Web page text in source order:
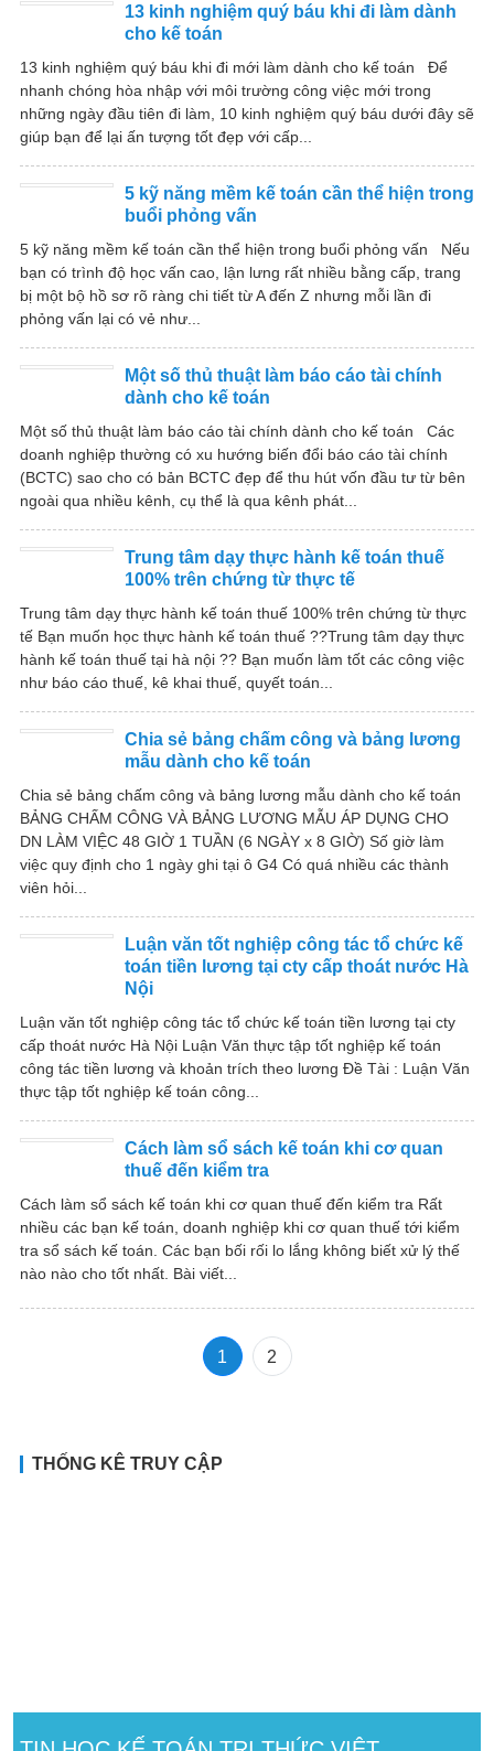
13 kinh nghiệm quý báu khi đi làm dành
cho kế toán
13 kinh nghiệm quý báu khi đi mới làm dành cho kế toán Để
nhanh chóng hòa nhập với môi trường công việc mới trong
những ngày đầu tiên đi làm, 10 kinh nghiệm quý báu dưới đây sẽ
giúp bạn để lại ấn tượng tốt đẹp với cấp...
5 kỹ năng mềm kế toán cần thể hiện trong
buổi phỏng vấn
5 kỹ năng mềm kế toán cần thể hiện trong buổi phỏng vấn Nếu
bạn có trình độ học vấn cao, lận lưng rất nhiều bằng cấp, trang
bị một bộ hồ sơ rõ ràng chi tiết từ A đến Z nhưng mỗi lần đi
phỏng vấn lại có vẻ như...
Một số thủ thuật làm báo cáo tài chính
dành cho kế toán
Một số thủ thuật làm báo cáo tài chính dành cho kế toán Các
doanh nghiệp thường có xu hướng biến đổi báo cáo tài chính
(BCTC) sao cho có bản BCTC đẹp để thu hút vốn đầu tư từ bên
ngoài qua nhiều kênh, cụ thể là qua kênh phát...
Trung tâm dạy thực hành kế toán thuế
100% trên chứng từ thực tế
Trung tâm dạy thực hành kế toán thuế 100% trên chứng từ thực
tế Bạn muốn học thực hành kế toán thuế ??Trung tâm dạy thực
hành kế toán thuế tại hà nội ?? Bạn muốn làm tốt các công việc
như báo cáo thuế, kê khai thuế, quyết toán...
Chia sẻ bảng chấm công và bảng lương
mẫu dành cho kế toán
Chia sẻ bảng chấm công và bảng lương mẫu dành cho kế toán
BẢNG CHẤM CÔNG VÀ BẢNG LƯƠNG MẪU ÁP DỤNG CHO
DN LÀM VIỆC 48 GIỜ 1 TUẦN (6 NGÀY x 8 GIỜ) Số giờ làm
việc quy định cho 1 ngày ghi tại ô G4 Có quá nhiều các thành
viên hỏi...
Luận văn tốt nghiệp công tác tổ chức kế
toán tiền lương tại cty cấp thoát nước Hà
Nội
Luận văn tốt nghiệp công tác tổ chức kế toán tiền lương tại cty
cấp thoát nước Hà Nội Luận Văn thực tập tốt nghiệp kế toán
công tác tiền lương và khoản trích theo lương Đề Tài : Luận Văn
thực tập tốt nghiệp kế toán công...
Cách làm sổ sách kế toán khi cơ quan
thuế đến kiểm tra
Cách làm sổ sách kế toán khi cơ quan thuế đến kiểm tra Rất
nhiều các bạn kế toán, doanh nghiệp khi cơ quan thuế tới kiểm
tra sổ sách kế toán. Các bạn bối rối lo lắng không biết xử lý thế
nào nào cho tốt nhất. Bài viết...
1 2
THỐNG KÊ TRUY CẬP